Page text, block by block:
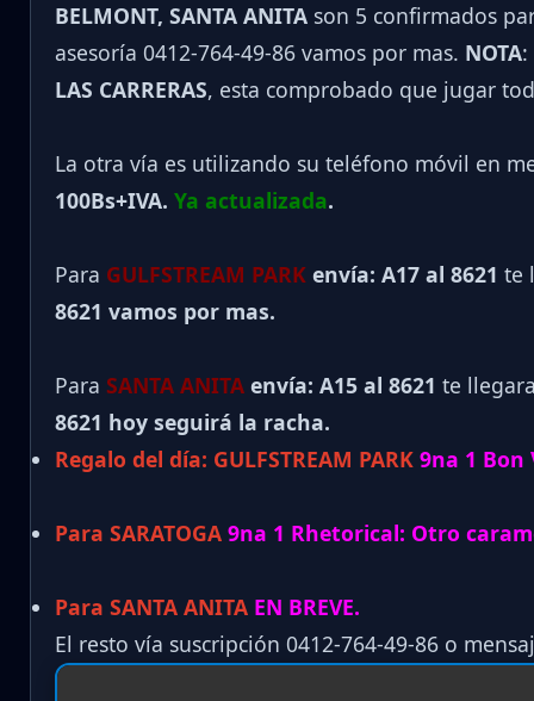
BELMONT, SANTA ANITA son 5 confirmados
asesoría 0412-764-49-86 vamos por mas. NOTA
LAS CARRERAS, esta comprobado que jugar
La otra vía es utilizando su teléfono móvil en
100Bs+IVA. Ya actualizada.
Para GULFSTREAM PARK envía: A17 al 8621 te
8621 vamos por mas.
Para SANTA ANITA envía: A15 al 8621 te
8621 hoy seguirá la racha.
Regalo del día: GULFSTREAM PARK 9na 1
Para SARATOGA 9na 1 Rhetorical: Otro
Para SANTA ANITA EN BREVE.
El resto vía suscripción 0412-764-49-86 o